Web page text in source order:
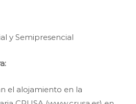
y Semipresencial
el alojamiento en la